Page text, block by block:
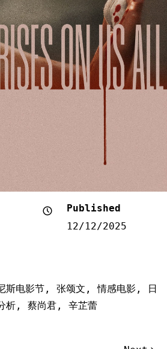
Published
12/12/2025
斯电影节 , 张颂文 ,情感电影 ,
日
析 , 蔡尚君 , 辛芷蕾